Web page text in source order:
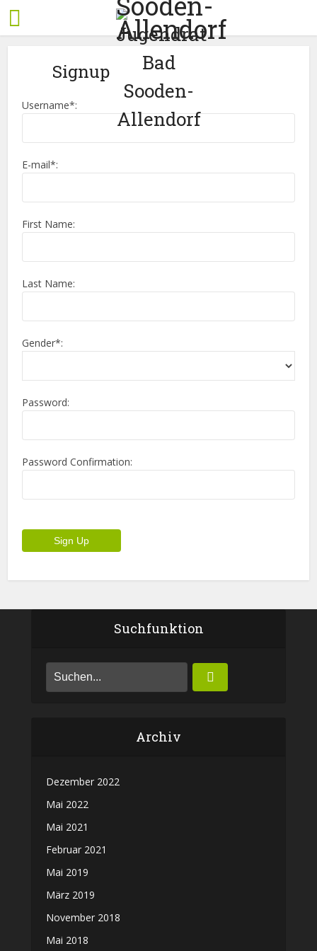
Signup
Username*:
E-mail*:
First Name:
Last Name:
Gender*:
Password:
Password Confirmation:
Suchfunktion
Archiv
Dezember 2022
Mai 2022
Mai 2021
Februar 2021
Mai 2019
März 2019
November 2018
Mai 2018